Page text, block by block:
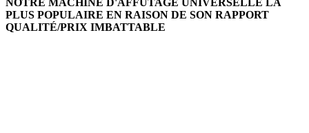
NOTRE MACHINE D'AFFÛTAGE UNIVERSELLE LA
PLUS POPULAIRE EN RAISON DE SON RAPPORT
QUALITÉ/PRIX IMBATTABLE